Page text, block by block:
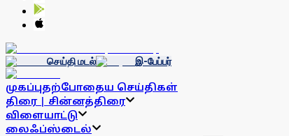
செய்தி மடல் இ-பேப்பர்
முகப்புதற்போதைய செய்திகள்
திரை | சின்னத்திரை
விளையாட்டு
லைஃப்ஸ்டைல்